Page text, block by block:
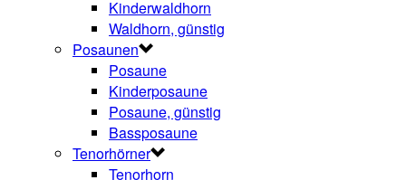
Kinderwaldhorn
Waldhorn, günstig
Posaunen
Posaune
Kinderposaune
Posaune, günstig
Bassposaune
Tenorhörner
Tenorhorn